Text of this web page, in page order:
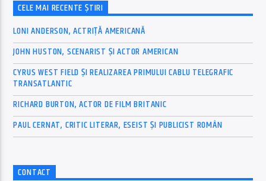
CELE MAI RECENTE ȘTIRI
LONI ANDERSON, ACTRIȚĂ AMERICANĂ
JOHN HUSTON, SCENARIST ȘI ACTOR AMERICAN
CYRUS WEST FIELD ȘI REALIZAREA PRIMULUI CABLU TELEGRAFIC
TRANSATLANTIC
RICHARD BURTON, ACTOR DE FILM BRITANIC
PAUL CERNAT, CRITIC LITERAR, ESEIST ȘI PUBLICIST ROMÂN
CONTACT